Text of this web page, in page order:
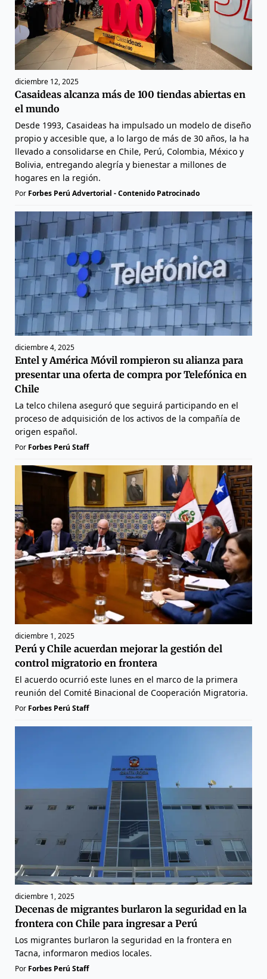
diciembre 12, 2025
Casaideas alcanza más de 100 tiendas abiertas en
el mundo
Desde 1993, Casaideas ha impulsado un modelo de diseño
propio y accesible que, a lo largo de más de 30 años, la ha
llevado a consolidarse en Chile, Perú, Colombia, México y
Bolivia, entregando alegría y bienestar a millones de
hogares en la región.
Por Forbes Perú Advertorial - Contenido Patrocinado
diciembre 4, 2025
Entel y América Móvil rompieron su alianza para
presentar una oferta de compra por Telefónica en
Chile
La telco chilena aseguró que seguirá participando en el
proceso de adquisición de los activos de la compañía de
origen español.
Por Forbes Perú Staff
diciembre 1, 2025
Perú y Chile acuerdan mejorar la gestión del
control migratorio en frontera
El acuerdo ocurrió este lunes en el marco de la primera
reunión del Comité Binacional de Cooperación Migratoria.
Por Forbes Perú Staff
diciembre 1, 2025
Decenas de migrantes burlaron la seguridad en la
frontera con Chile para ingresar a Perú
Los migrantes burlaron la seguridad en la frontera en
Tacna, informaron medios locales.
Por Forbes Perú Staff